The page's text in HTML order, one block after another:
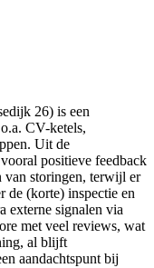
26) is een
CV-ketels,
Uit de
positieve feedback
van storingen, terwijl er
de (korte) inspectie en
externe signalen via
met veel reviews, wat
al blijft
aandachtspunt bij